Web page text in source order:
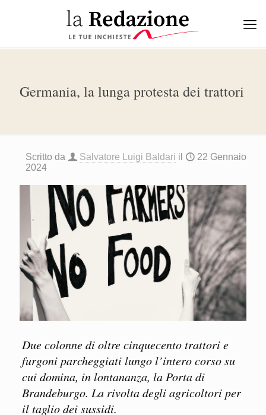
Germania, la lunga protesta dei trattori
Scritto da Salvatore Luigi Baldari il
22 Gennaio
2024
Due colonne di oltre cinquecento trattori e
furgoni parcheggiati lungo l’intero corso su
cui domina, in lontananza, la Porta di
Brandeburgo. La rivolta degli agricoltori per
il taglio dei sussidi.